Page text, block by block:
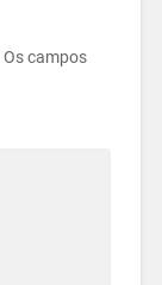
Os campos